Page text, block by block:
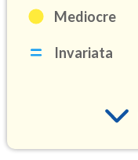
Mediocre
Invariata